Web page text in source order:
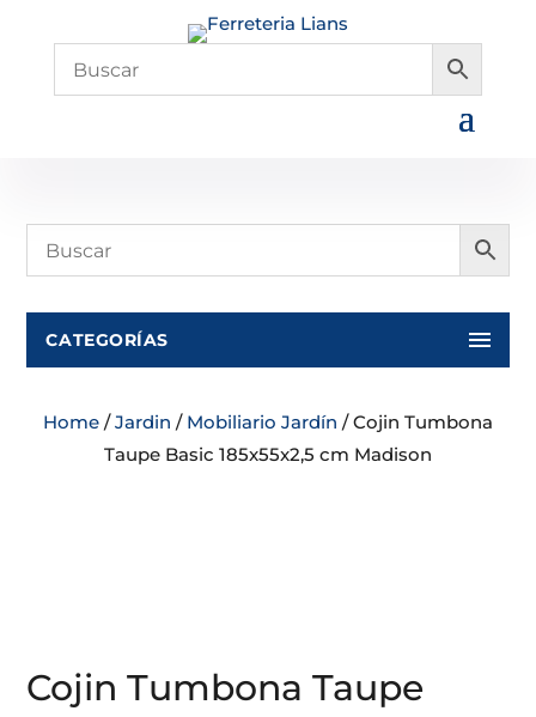
CATEGORÍAS
Home /Jardin / Mobiliario Jardín / Cojin Tumbona
Taupe Basic 185x55x2,5 cm Madison
Cojin Tumbona Taupe